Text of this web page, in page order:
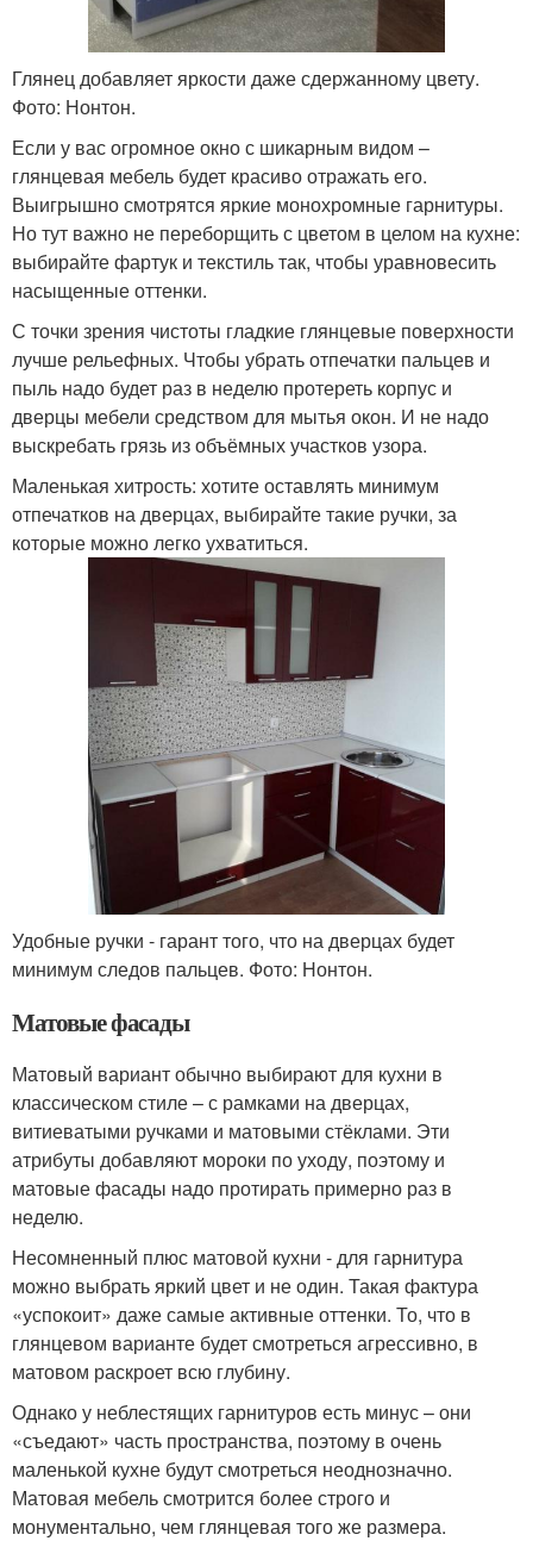
Глянец добавляет яркости даже сдержанному цвету.
Фото: Нонтон.
Если у вас огромное окно с шикарным видом –
глянцевая мебель будет красиво отражать его.
Выигрышно смотрятся яркие монохромные гарнитуры.
Но тут важно не переборщить с цветом в целом на кухне:
выбирайте фартук и текстиль так, чтобы уравновесить
насыщенные оттенки.
С точки зрения чистоты гладкие глянцевые поверхности
лучше рельефных. Чтобы убрать отпечатки пальцев и
пыль надо будет раз в неделю протереть корпус и
дверцы мебели средством для мытья окон. И не надо
выскребать грязь из объёмных участков узора.
Маленькая хитрость: хотите оставлять минимум
отпечатков на дверцах, выбирайте такие ручки, за
которые можно легко ухватиться.
Удобные ручки - гарант того, что на дверцах будет
минимум следов пальцев. Фото: Нонтон.
Матовые фасады
Матовый вариант обычно выбирают для кухни в
классическом стиле – с рамками на дверцах,
витиеватыми ручками и матовыми стёклами. Эти
атрибуты добавляют мороки по уходу, поэтому и
матовые фасады надо протирать примерно раз в
неделю.
Несомненный плюс матовой кухни - для гарнитура
можно выбрать яркий цвет и не один. Такая фактура
«успокоит» даже самые активные оттенки. То, что в
глянцевом варианте будет смотреться агрессивно, в
матовом раскроет всю глубину.
Однако у неблестящих гарнитуров есть минус – они
«съедают» часть пространства, поэтому в очень
маленькой кухне будут смотреться неоднозначно.
Матовая мебель смотрится более строго и
монументально, чем глянцевая того же размера.